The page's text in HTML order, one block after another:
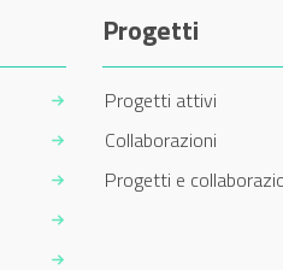
Progetti
Progetti attivi
Collaborazioni
Progetti e